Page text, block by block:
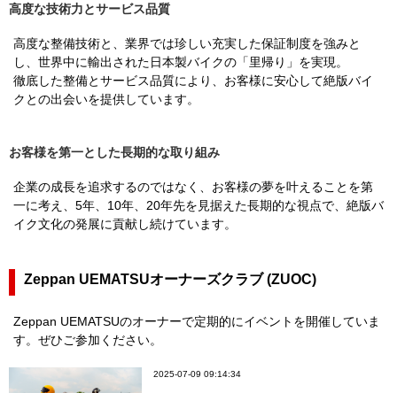
高度な技術力とサービス品質
高度な整備技術と、業界では珍しい充実した保証制度を強みと
し、世界中に輸出された日本製バイクの「里帰り」を実現。
徹底した整備とサービス品質により、お客様に安心して絶版バイ
クとの出会いを提供しています。
お客様を第一とした長期的な取り組み
企業の成長を追求するのではなく、お客様の夢を叶えることを第
一に考え、5年、10年、20年先を見据えた長期的な視点で、絶版バ
イク文化の発展に貢献し続けています。
Zeppan UEMATSUオーナーズクラブ (ZUOC)
Zeppan UEMATSUのオーナーで定期的にイベントを開催していま
す。ぜひご参加ください。
2025-07-09 09:14:34